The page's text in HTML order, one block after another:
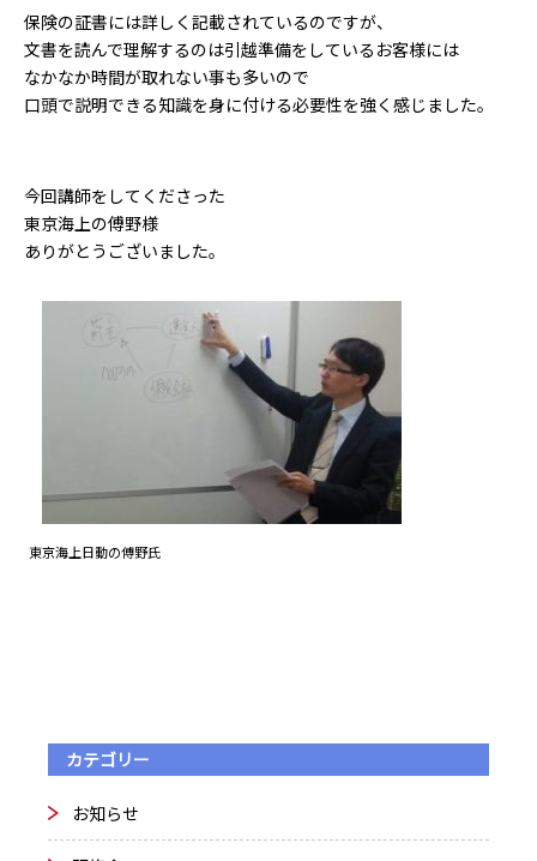
保険の証書には詳しく記載されているのですが、
文書を読んで理解するのは引越準備をしているお客様には
なかなか時間が取れない事も多いので
口頭で説明できる知識を身に付ける必要性を強く感じました。
今回講師をしてくださった
東京海上の傅野様
ありがとうございました。
東京海上日動の傅野氏
カテゴリー
お知らせ